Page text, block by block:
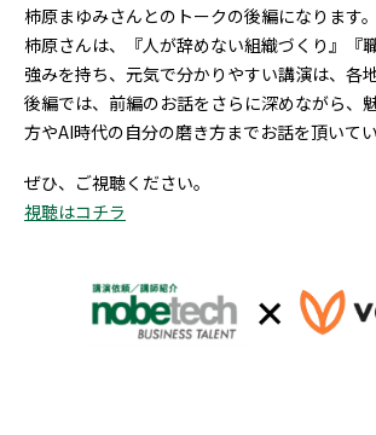
柿原まゆみさんとのトークの後編になります。
柿原さんは、『人が辞めない組織づくり』『
強みを持ち、元気で分かりやすい講演は、各
後編では、前編のお話をさらに深めながら、
方やAI時代の自分の磨き方までお話を頂いてい
ぜひ、ご視聴ください。
視聴はコチラ